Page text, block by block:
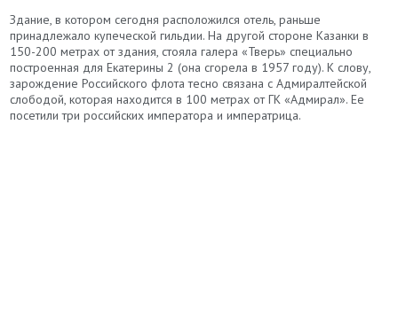
Здание, в котором сегодня расположился отель, раньше
принадлежало купеческой гильдии. На другой стороне Казанки в
150-200 метрах от здания, стояла галера «Тверь» специально
построенная для Екатерины 2 (она сгорела в 1957 году). К слову,
зарождение Российского флота тесно связана с Адмиралтейской
слободой, которая находится в 100 метрах от ГК «Адмирал». Ее
посетили три российских императора и императрица.